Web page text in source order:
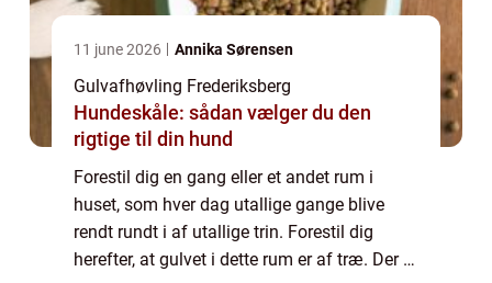
11 june 2026 Annika Sørensen
Gulvafhøvling Frederiksberg
Hundeskåle: sådan vælger du den
rigtige til din hund
Forestil dig en gang eller et andet rum i
huset, som hver dag utallige gange blive
rendt rundt i af utallige trin. Forestil dig
herefter, at gulvet i dette rum er af træ. Der er